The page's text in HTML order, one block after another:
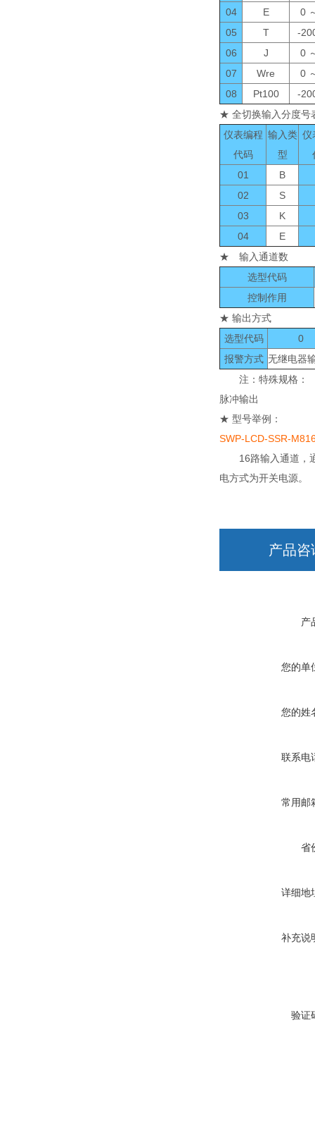
04 E
0
05
T
-
06
J
0
07
Wre
0
08
Pt100
-
★ 全切换输入分度号
仪表编程
代码
输入类
型
仪
01
B
02
S
03
K
04
E
★ 输入通道数
选型代码
控制作用
★ 输出方式
选型代码
0
报警方式 无继电器
注：特殊规格
脉冲输出
★ 型号举例：
SWP-LCD-SSR-
16路输入通道，通
电方式为开关电源。
产品咨
产
您的单
您的姓
联系电
常用邮
省
详细地
补充说
验证